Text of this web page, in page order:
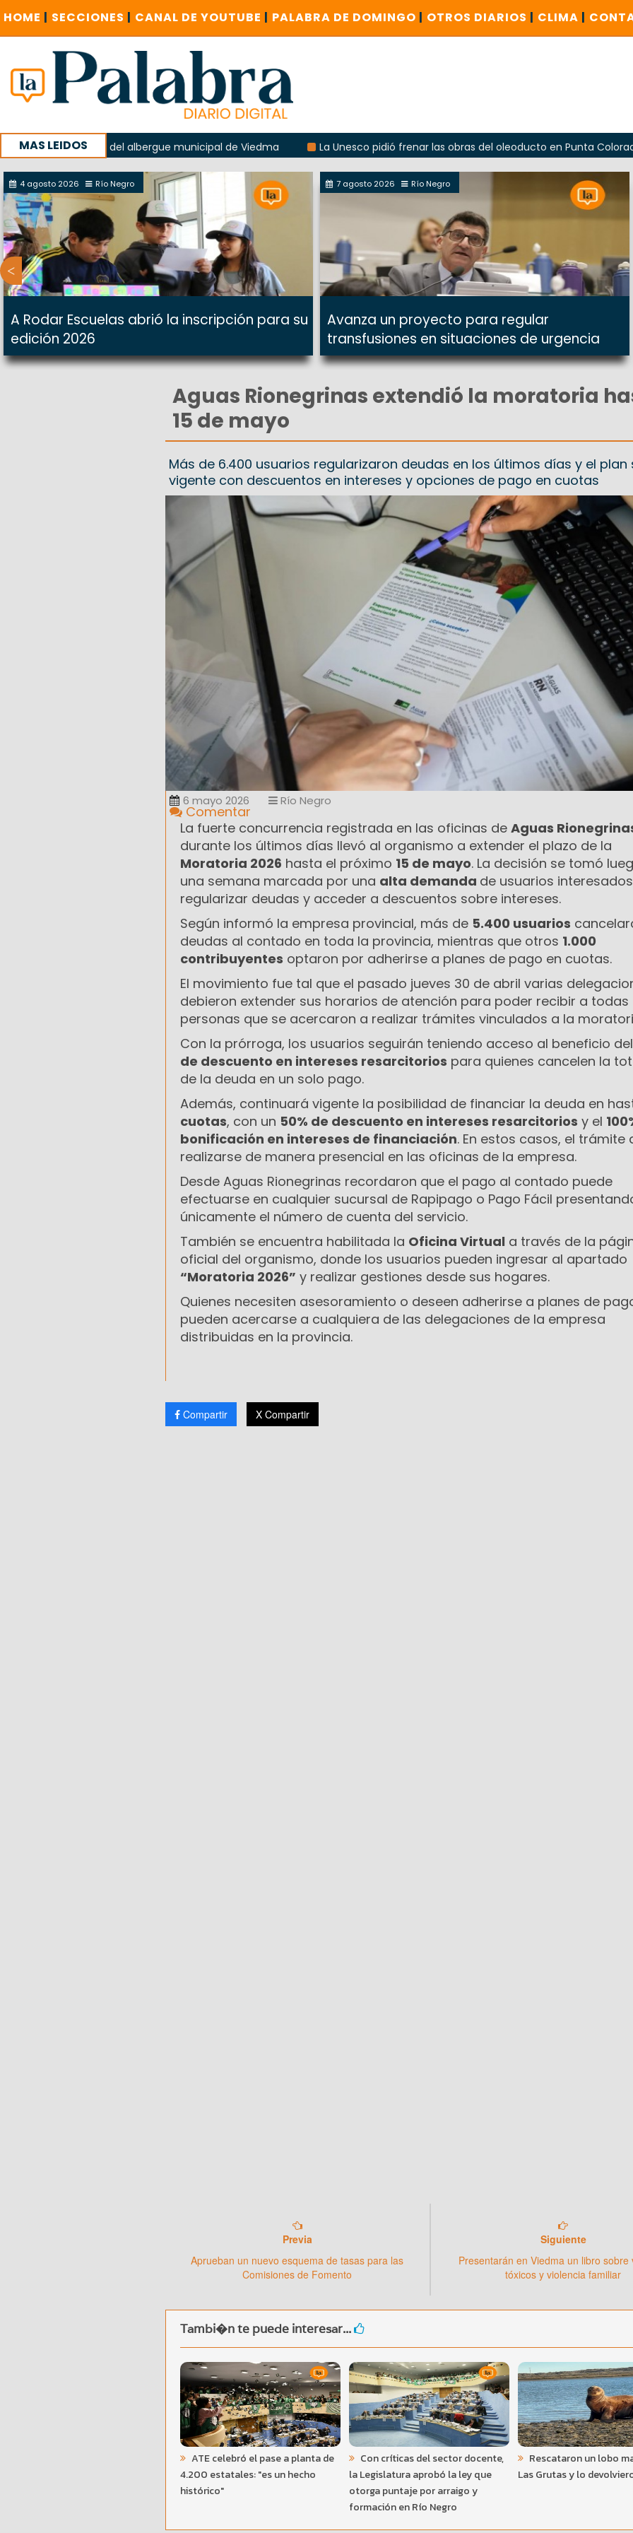
HOME | SECCIONES | CANAL DE YOUTUBE | PALABRA DE DOMINGO | OTROS DIARIOS | CLIMA |
MAS LEIDOS
explosión del albergue municipal de Viedma
La Unesco pidió frenar las obras del oleoducto en Punta Colorada
con un encuentro provincial en Roca
4 agosto 2026 Río Negro
A Rodar Escuelas abrió la inscripción para su
edición 2026
7 agosto 2026 Río Negro
Avanza un proyecto para regular
transfusiones en situaciones de urgencia
Aguas Rionegrinas extendió la moratoria
15 de mayo
Más de 6.400 usuarios regularizaron deudas en los últimos días y el plan
vigente con descuentos en intereses y opciones de pago en cuotas
6 mayo 2026 Río Negro
Comentar
La fuerte concurrencia registrada en las oficinas de Aguas
durante los últimos días llevó al organismo a extender el plazo de la
Moratoria 2026 hasta el próximo 15 de mayo. La decisión se tomó
una semana marcada por una alta demanda de usuarios
regularizar deudas y acceder a descuentos sobre intereses.
Según informó la empresa provincial, más de 5.400 usuarios
deudas al contado en toda la provincia, mientras que otros 1.000
contribuyentes optaron por adherirse a planes de pago en cuotas.
El movimiento fue tal que el pasado jueves 30 de abril varias
debieron extender sus horarios de atención para poder recibir a todas
personas que se acercaron a realizar trámites vinculados a la
Con la prórroga, los usuarios seguirán teniendo acceso al beneficio
de descuento en intereses resarcitorios para quienes cancelen la
de la deuda en un solo pago.
Además, continuará vigente la posibilidad de financiar la deuda en
cuotas, con un 50% de descuento en intereses resarcitorios y el
bonificación en intereses de financiación. En estos casos, el trámite
realizarse de manera presencial en las oficinas de la empresa.
Desde Aguas Rionegrinas recordaron que el pago al contado puede
efectuarse en cualquier sucursal de Rapipago o Pago Fácil
únicamente el número de cuenta del servicio.
También se encuentra habilitada la Oficina Virtual a través de la
oficial del organismo, donde los usuarios pueden ingresar al apartado
“Moratoria 2026” y realizar gestiones desde sus hogares.
Quienes necesiten asesoramiento o deseen adherirse a planes de
pueden acercarse a cualquiera de las delegaciones de la empresa
distribuidas en la provincia.
Compartir X Compartir
Previa
Aprueban un nuevo esquema de tasas para las
Comisiones de Fomento
Siguiente
Presentarán en Viedma un libro sobre
tóxicos y violencia familiar
Tambi�n te puede interesar...
ATE celebró el pase a planta de
4.200 estatales: "es un hecho
histórico"
Con críticas del sector docente,
la Legislatura aprobó la ley que
otorga puntaje por arraigo y
formación en Río Negro
Rescataron un lobo
Las Grutas y lo